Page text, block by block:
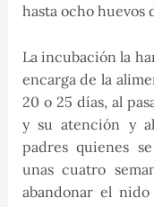
hasta ocho huevos
La incubación la
encarga de la
20 o 25 días, al
y su atención y
padres quienes
unas cuatro
abandonar el